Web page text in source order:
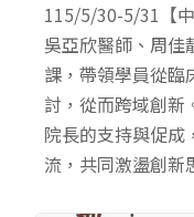
115/5/30-5/31【
吳亞欣醫師、周佳
課，帶領學員從臨
討，從而跨域創新
院長的支持與促成
流，共同激盪創新